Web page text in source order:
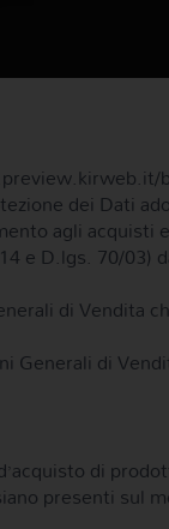
dei Dati
agli
e D.lgs. 70/03)
di Vendita
Generali di
di
presenti sul